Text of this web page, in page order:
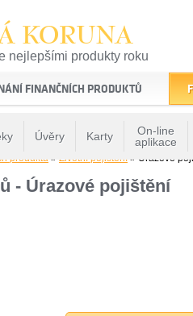
KORUNA
nejlepšími produkty roku
a kvality na finančním trhu
FINANČNÍCH PRODUKTŮ
Úvěry Karty
On-line
aplikace
produktů » Životní pojištění » Úrazové
- Úrazové pojištění